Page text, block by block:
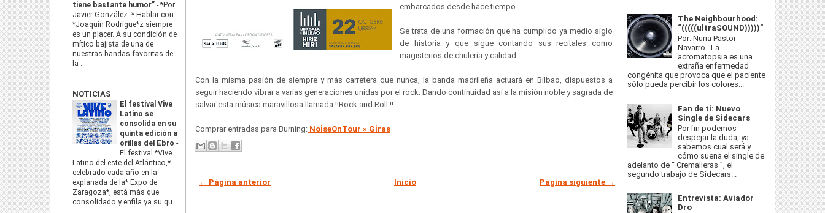
tiene bastante humor” -*Por:
Javier González. * Hablar con
*Joaquín Rodrígue*z siempre
es un placer. A su condición de
mítico bajista de una de
nuestras bandas favoritas de
la ...
NOTICIAS
El festival Vive
Latino se
consolida en su
quinta edición a
orillas del Ebro -
El festival *Vive
Latino del este del Atlántico,*
celebrado cada año en la
explanada de la* Expo de
Zaragoza*, está más que
consolidado y enfila ya su qu...
embarcados desde hace tiempo.
Se trata de una formación que ha cumplido ya medio siglo
de historia y que sigue contando sus recitales como
magisterios de chulería y calidad.
Con la misma pasión de siempre y más carretera que nunca, la banda madrileña actuará en Bilbao, dispuestos a
seguir haciendo vibrar a varias generaciones unidas por el rock. Dando continuidad así a la misión noble y sagrada de
salvar esta música maravillosa llamada !!Rock and Roll !!
Comprar entradas para Burning: NoiseOnTour » Giras
← Página anterior Página siguiente →
Inicio
The Neighbourhood:
“(((((ultraSOUND)))))”
Por: Nuria Pastor
Navarro. La
acromatopsia es una
extraña enfermedad
congénita que provoca que el paciente
sólo pueda percibir los colores...
Fan de ti: Nuevo
Single de Sidecars
Por fin podemos
despejar la duda, ya
sabemos cual será y
cómo suena el single de
adelanto de “ Cremalleras ”, el
segundo trabajo de Sidecars...
Entrevista: Aviador
Dro